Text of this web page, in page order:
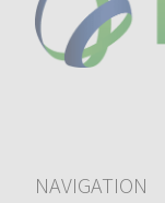
NAVIGATION